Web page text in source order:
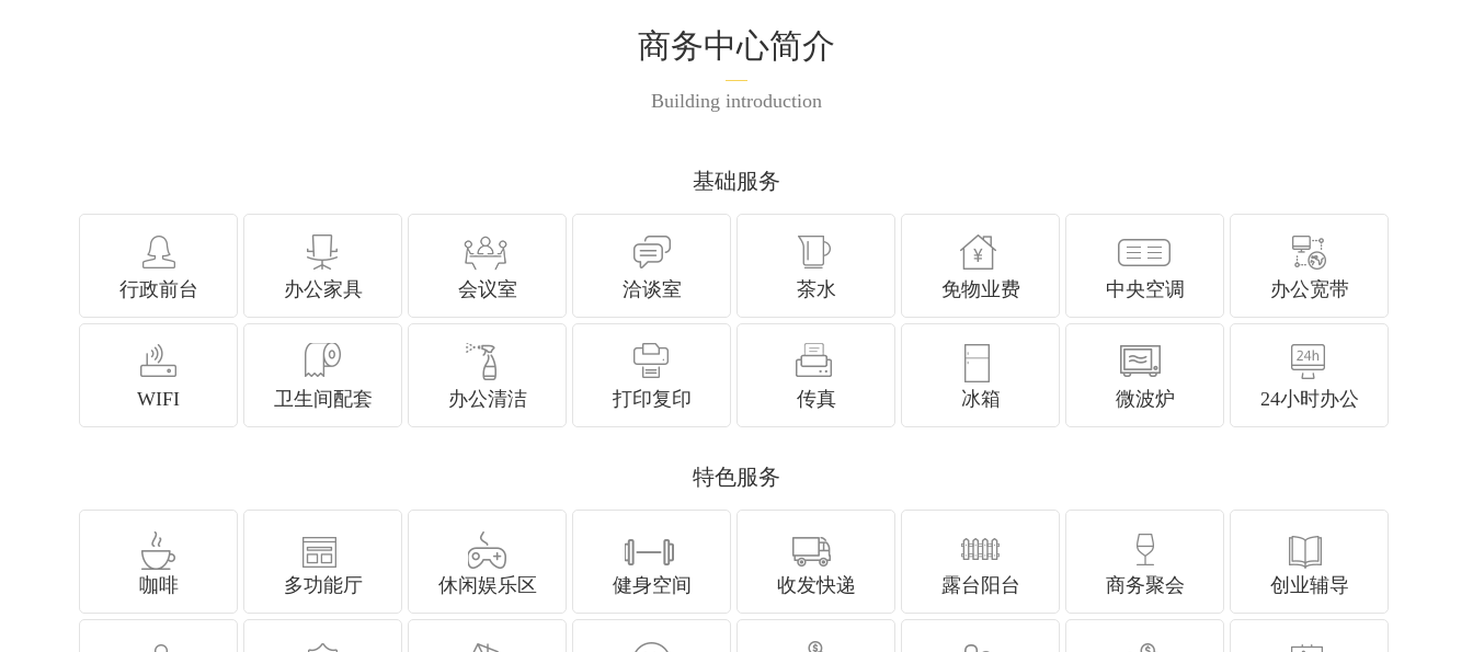
商务中心简介
Building introduction
基础服务
行政前台 办公家具 会议室 洽谈室 茶水 免物业费 中央空调 办公宽带
WIFI 卫生间配套 办公清洁 打印复印 传真 冰箱 微波炉 24小时办公
特色服务
咖啡 多功能厅 休闲娱乐区 健身空间 收发快递 露台阳台 商务聚会 创业辅导